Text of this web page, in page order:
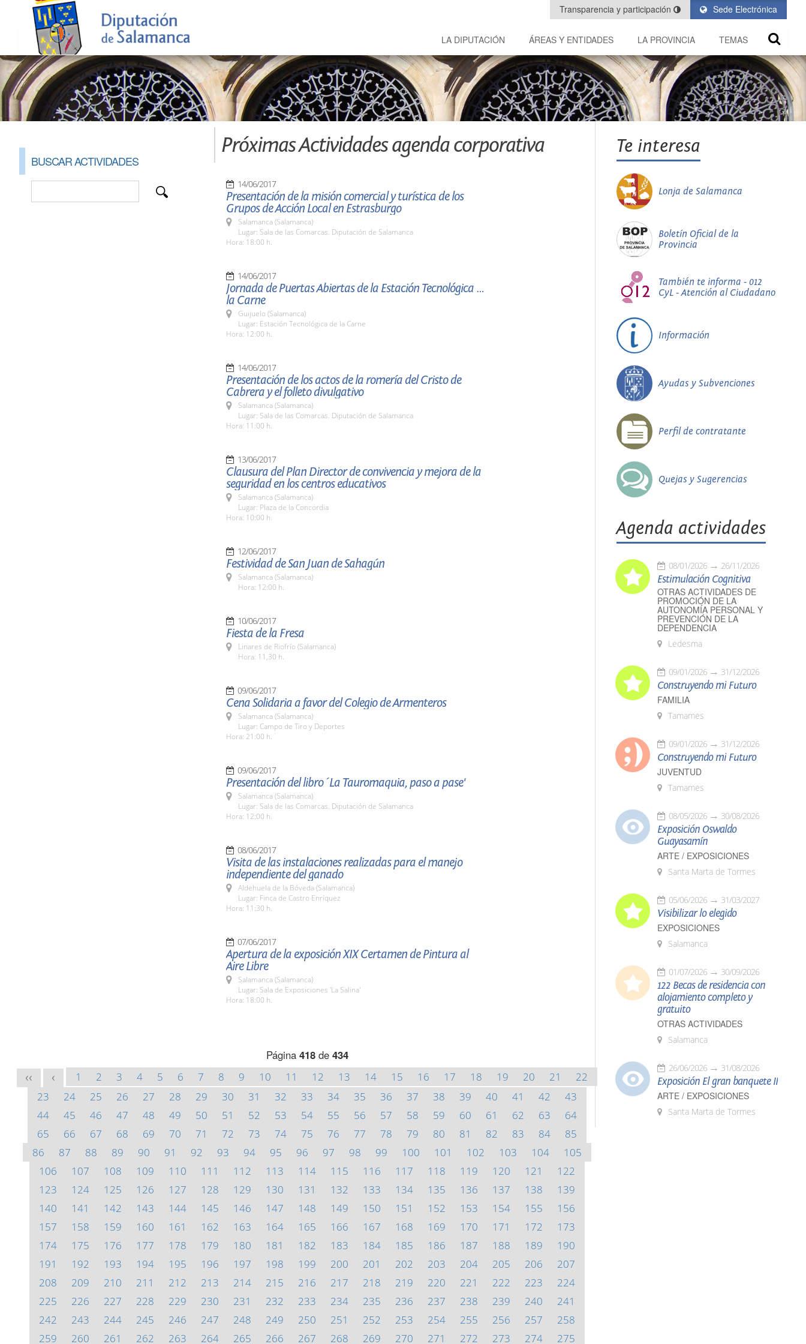
Sede Electrónica
Transparencia y participación
LA DIPUTACIÓN ÁREAS Y ENTIDADES LA PROVINCIA TEMAS
BUSCAR ACTIVIDADES
Próximas Actividades agenda corporativa
14/06/2017
Presentación de la misión comercial y turística de los
Grupos de Acción Local en Estrasburgo
Salamanca (Salamanca)
Lugar: Sala de las Comarcas. Diputación de Salamanca
Hora: 18:00 h.
14/06/2017
Jornada de Puertas Abiertas de la Estación Tecnológica de
la Carne
Guijuelo (Salamanca)
Lugar: Estación Tecnológica de la Carne
Hora: 12:00 h.
14/06/2017
Presentación de los actos de la romería del Cristo de
Cabrera y el folleto divulgativo
Salamanca (Salamanca)
Lugar: Sala de las Comarcas. Diputación de Salamanca
Hora: 11:00 h.
13/06/2017
Clausura del Plan Director de convivencia y mejora de la
seguridad en los centros educativos
Salamanca (Salamanca)
Lugar: Plaza de la Concordia
Hora: 10:00 h.
12/06/2017
Festividad de San Juan de Sahagún
Salamanca (Salamanca)
Hora: 12:00 h.
10/06/2017
Fiesta de la Fresa
Linares de Riofrío (Salamanca)
Hora: 11,30 h.
09/06/2017
Cena Solidaria a favor del Colegio de Armenteros
Salamanca (Salamanca)
Lugar: Campo de Tiro y Deportes
Hora: 21:00 h.
09/06/2017
Presentación del libro ´La Tauromaquia, paso a pase'
Salamanca (Salamanca)
Lugar: Sala de las Comarcas. Diputación de Salamanca
Hora: 12:00 h.
08/06/2017
Visita de las instalaciones realizadas para el manejo
independiente del ganado
Aldehuela de la Bóveda (Salamanca)
Lugar: Finca de Castro Enríquez
Hora: 11:30 h.
07/06/2017
Apertura de la exposición XIX Certamen de Pintura al
Aire Libre
Salamanca (Salamanca)
Lugar: Sala de Exposiciones 'La Salina'
Hora: 18:00 h.
Página 418de 434
<< < 1 2 3 4 5 6 7 8 9 10 11 12 13 14 15 16 17 18 19 20 21
22
23
24 25 26 27 28 29 30 31 32 33 34 35 36 37 38 39 40 41 42
43
44
45 46 47 48 49 50 51 52 53 54 55 56 57 58 59 60 61 62 63
64
65
66 67 68 69 70 71 72 73 74 75 76 77 78 79 80 81 82 83 84
85
86
87 88 89 90 91 92 93 94 95 96 97 98 99 100 101 102 103 104
105
106
107 108 109 110 111 112 113 114 115 116 117 118 119 120 121
122
123
124 125 126 127 128 129 130 131 132 133 134 135 136 137 138
139
140
141 142 143 144 145 146 147 148 149 150 151 152 153 154 155
156
157
158 159 160 161 162 163 164 165 166 167 168 169 170 171 172
173
174
175 176 177 178 179 180 181 182 183 184 185 186 187 188 189
190
191
192 193 194 195 196 197 198 199 200 201 202 203 204 205 206
207
208
209 210 211 212 213 214 215 216 217 218 219 220 221 222 223
224
225
226 227 228 229 230 231 232 233 234 235 236 237 238 239 240
241
242
243 244 245 246 247 248 249 250 251 252 253 254 255 256 257
258
259
260 261 262 263 264 265 266 267 268 269 270 271 272 273 274 275
Te interesa
Lonja de Salamanca
Boletín Oficial de la
Provincia
También te informa - 012
CyL - Atención al Ciudadano
Información
Ayudas y Subvenciones
Perfil de contratante
Quejas y Sugerencias
Agenda actividades
08/01/2026 26/11/2026
Estimulación Cognitiva
OTRAS ACTIVIDADES DE
PROMOCIÓN DE LA
AUTONOMÍA PERSONAL Y
PREVENCIÓN DE LA
DEPENDENCIA
Ledesma
09/01/2026 31/12/2026
Construyendo mi Futuro
FAMILIA
Tamames
09/01/2026 31/12/2026
Construyendo mi Futuro
JUVENTUD
Tamames
08/05/2026 30/08/2026
Exposición Oswaldo
Guayasamín
ARTE / EXPOSICIONES
Santa Marta de Tormes
05/06/2026 31/03/2027
Visibilizar lo elegido
EXPOSICIONES
Salamanca
01/07/2026 30/09/2026
122 Becas de residencia con
alojamiento completo y
gratuito
OTRAS ACTIVIDADES
Salamanca
26/06/2026 31/08/2026
Exposición El gran banquete II
ARTE / EXPOSICIONES
Santa Marta de Tormes